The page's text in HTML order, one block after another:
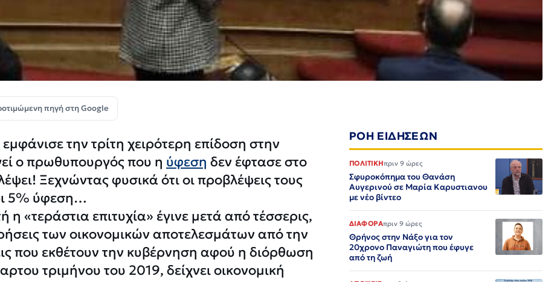
πηγή στη Google
εμφάνισε την τρίτη χειρότερη επίδοση στην
ο πρωθυπουργός που η ύφεση δεν έφτασε στο
Ξεχνώντας φυσικά ότι οι προβλέψεις τους
5% ύφεση…
η «τεράστια επιτυχία» έγινε μετά από τέσσερις,
των οικονομικών αποτελεσμάτων από την
που εκθέτουν την κυβέρνηση αφού η διόρθωση
τριμήνου του 2019, δείχνει οικονομική
ΡΟΗ ΕΙΔΗΣΕΩΝ
ΠΟΛΙΤΙΚΗπριν 9 ώρες
Σφυροκόπημα του Θανάση
Αυγερινού σε Μαρία Καρυστιανου
με νέο βίντεο
ΔΙΑΦΟΡΑπριν 9 ώρες
Θρήνος στην Νάξο για τον
20χρονο Παναγιώτη που έφυγε
από τη ζωή